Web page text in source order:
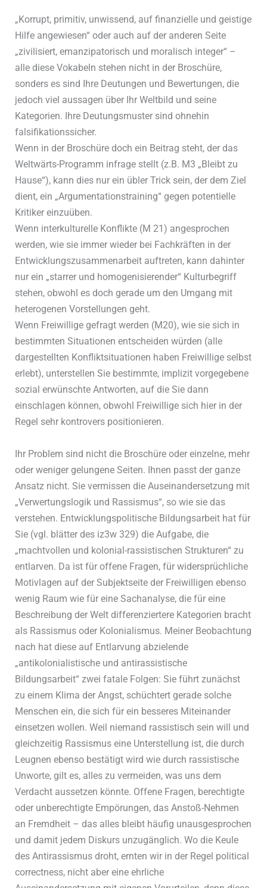
„Korrupt, primitiv, unwissend, auf finanzielle und geistige
Hilfe angewiesen“ oder auch auf der anderen Seite
„zivilisiert, emanzipatorisch und moralisch integer“ –
alle diese Vokabeln stehen nicht in der Broschüre,
sonders es sind Ihre Deutungen und Bewertungen, die
jedoch viel aussagen über Ihr Weltbild und seine
Kategorien. Ihre Deutungsmuster sind ohnehin
falsifikationssicher.
Wenn in der Broschüre doch ein Beitrag steht, der das
Weltwärts-Programm infrage stellt (z.B. M3 „Bleibt zu
Hause“), kann dies nur ein übler Trick sein, der dem Ziel
dient, ein „Argumentationstraining“ gegen potentielle
Kritiker einzuüben.
Wenn interkulturelle Konflikte (M 21) angesprochen
werden, wie sie immer wieder bei Fachkräften in der
Entwicklungszusammenarbeit auftreten, kann dahinter
nur ein „starrer und homogenisierender“ Kulturbegriff
stehen, obwohl es doch gerade um den Umgang mit
heterogenen Vorstellungen geht.
Wenn Freiwillige gefragt werden (M20), wie sie sich in
bestimmten Situationen entscheiden würden (alle
dargestellten Konfliktsituationen haben Freiwillige selbst
erlebt), unterstellen Sie bestimmte, implizit vorgegebene
sozial erwünschte Antworten, auf die Sie dann
einschlagen können, obwohl Freiwillige sich hier in der
Regel sehr kontrovers positionieren.
Ihr Problem sind nicht die Broschüre oder einzelne, mehr
oder weniger gelungene Seiten. Ihnen passt der ganze
Ansatz nicht. Sie vermissen die Auseinandersetzung mit
„Verwertungslogik und Rassismus“, so wie sie das
verstehen. Entwicklungspolitische Bildungsarbeit hat für
Sie (vgl. blätter des iz3w 329) die Aufgabe, die
„machtvollen und kolonial-rassistischen Strukturen“ zu
entlarven. Da ist für offene Fragen, für widersprüchliche
Motivlagen auf der Subjektseite der Freiwilligen ebenso
wenig Raum wie für eine Sachanalyse, die für eine
Beschreibung der Welt differenziertere Kategorien bracht
als Rassismus oder Kolonialismus. Meiner Beobachtung
nach hat diese auf Entlarvung abzielende
„antikolonialistische und antirassistische
Bildungsarbeit“ zwei fatale Folgen: Sie führt zunächst
zu einem Klima der Angst, schüchtert gerade solche
Menschen ein, die sich für ein besseres Miteinander
einsetzen wollen. Weil niemand rassistisch sein will und
gleichzeitig Rassismus eine Unterstellung ist, die durch
Leugnen ebenso bestätigt wird wie durch rassistische
Unworte, gilt es, alles zu vermeiden, was uns dem
Verdacht aussetzen könnte. Offene Fragen, berechtigte
oder unberechtigte Empörungen, das Anstoß-Nehmen
an Fremdheit – das alles bleibt häufig unausgesprochen
und damit jedem Diskurs unzugänglich. Wo die Keule
des Antirassismus droht, ernten wir in der Regel political
correctness, nicht aber eine ehrliche